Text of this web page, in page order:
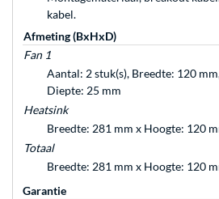
kabel.
Afmeting (BxHxD)
Fan 1
Aantal: 2 stuk(s), Breedte: 120
Diepte: 25 mm
Heatsink
Breedte: 281 mm x Hoogte: 120
Totaal
Breedte: 281 mm x Hoogte: 120
Garantie